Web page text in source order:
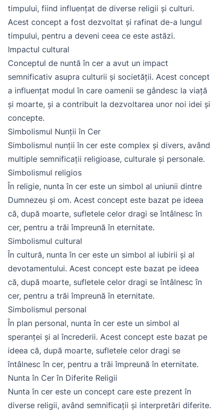
timpului, fiind influențat de diverse religii și culturi.
Acest concept a fost dezvoltat și rafinat de-a lungul
timpului, pentru a deveni ceea ce este astăzi.
Impactul cultural
Conceptul de nuntă în cer a avut un impact
semnificativ asupra culturii și societății. Acest concept
a influențat modul în care oamenii se gândesc la viață
și moarte, și a contribuit la dezvoltarea unor noi idei și
concepte.
Simbolismul Nunții în Cer
Simbolismul nunții în cer este complex și divers, având
multiple semnificații religioase, culturale și personale.
Simbolismul religios
În religie, nunta în cer este un simbol al uniunii dintre
Dumnezeu și om. Acest concept este bazat pe ideea
că, după moarte, sufletele celor dragi se întâlnesc în
cer, pentru a trăi împreună în eternitate.
Simbolismul cultural
În cultură, nunta în cer este un simbol al iubirii și al
devotamentului. Acest concept este bazat pe ideea
că, după moarte, sufletele celor dragi se întâlnesc în
cer, pentru a trăi împreună în eternitate.
Simbolismul personal
În plan personal, nunta în cer este un simbol al
speranței și al încrederii. Acest concept este bazat pe
ideea că, după moarte, sufletele celor dragi se
întâlnesc în cer, pentru a trăi împreună în eternitate.
Nunta în Cer în Diferite Religii
Nunta în cer este un concept care este prezent în
diverse religii, având semnificații și interpretări diferite.